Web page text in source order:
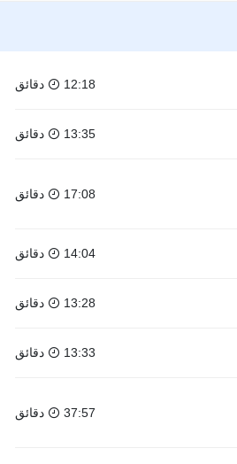
12:18 دقائق
13:35 دقائق
17:08 دقائق
14:04 دقائق
13:28 دقائق
13:33 دقائق
37:57 دقائق